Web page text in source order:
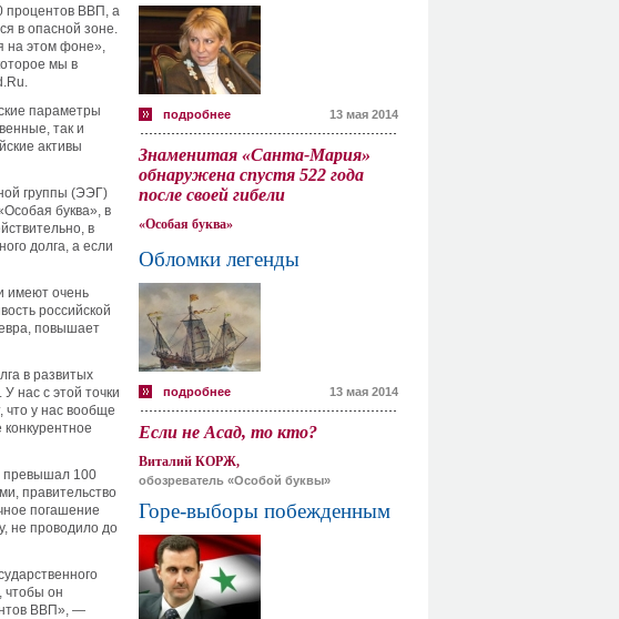
процентов ВВП, а
в опасной зоне.
на этом фоне»,
мы в
параметры
так и
активы
группы (ЭЭГ)
буква», в
в
долга, а если
имеют очень
российской
повышает
в развитых
нас с этой точки
что у нас вообще
превышал 100
правительство
погашение
не проводило до
чтобы он
ВВП», —
подробнее 13 мая 2014
Знаменитая «Санта-Мария»
обнаружена спустя 522 года
после своей гибели
«Особая буква»
Обломки легенды
подробнее 13 мая 2014
Если не Асад, то кто?
Виталий КОРЖ,
обозреватель «Особой буквы»
Горе-выборы побежденным